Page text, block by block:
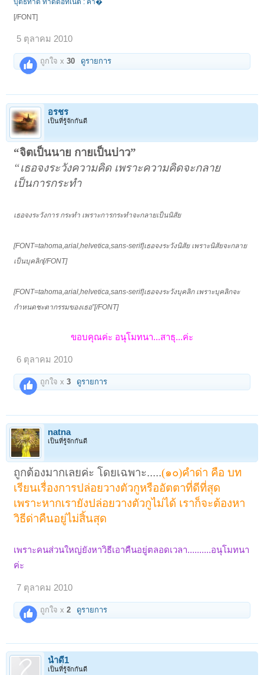
บุตธทำดี ทำดีดอทเน็ต : ค่า�
[/FONT]
5 ตุลาคม 2010
ถูกใจ x30 ดูรายการ
อรชร
เป็นที่รู้จักกันดี
“จิตเป็นนาย กายเป็นบ่าว”
“เธอจงระวังความคิด เพราะความคิดจะกลาย
เป็นการกระทำ
เธอจงระวังการ กระทำ เพราะการกระทำจะกลายเป็นนิสัย
[FONT=tahoma,arial,helvetica,sans-serif]เธอจงระวังนิสัย เพราะนิสัยจะกลาย
เป็นบุคลิก[/FONT]
[FONT=tahoma,arial,helvetica,sans-serif]เธอจงระวังบุคลิก เพราะบุคลิกจะ
กำหนดชะตากรรมของเธอ”[/FONT]
ขอบคุณค่ะ อนุโมทนา...สาธุ...ค่ะ
6 ตุลาคม 2010
ถูกใจ x3 ดูรายการ
natna
เป็นที่รู้จักกันดี
ถูกต้องมากเลยค่ะ โดยเฉพาะ.....(๑๐)คำด่า คือ บท
เรียนเรื่องการปล่อยวางตัวกูหรืออัตตาที่ดีที่สุด
เพราะหากเรายังปล่อยวางตัวกูไม่ได้ เราก็จะต้องหา
วิธีด่าคืนอยู่ไม่สิ้นสุด
เพราะคนส่วนใหญ่ยังหาวิธีเอาคืนอยู่ตลอดเวลา..........อนุโมทนา
ค่ะ
7 ตุลาคม 2010
ถูกใจ x2 ดูรายการ
น้ำดี1
เป็นที่รู้จักกันดี